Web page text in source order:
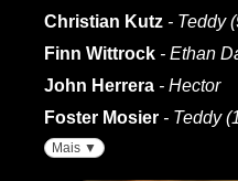
Christian Kutz - Teddy
Finn Wittrock - Ethan
John Herrera - Hector
Foster Mosier - Teddy
Mais ▼